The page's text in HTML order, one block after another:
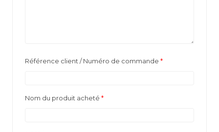
Référence client / Numéro de commande *
Nom du produit acheté *